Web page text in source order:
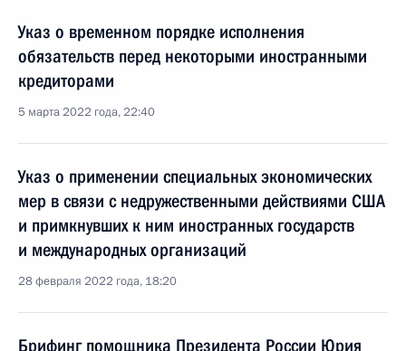
Указ о временном порядке исполнения
обязательств перед некоторыми иностранными
кредиторами
5 марта 2022 года, 22:40
Указ о применении специальных экономических
мер в связи с недружественными действиями США
и примкнувших к ним иностранных государств
и международных организаций
28 февраля 2022 года, 18:20
Брифинг помощника Президента России Юрия